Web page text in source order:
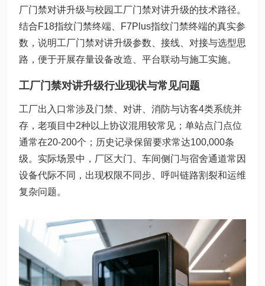
厂门禁对讲升级与校园工厂门禁对讲升级的技术路径。
结合F18指纹门禁终端、F7Plus指纹门禁终端的真实参
数，说明工厂门禁对讲升级参数、接线、对接与选型思
路，便于开展存量设备改造、平台联动与施工实施。
工厂门禁对讲升级行业现状与常见问题
工厂出入口常涉及门禁、对讲、消防与访客4类系统并
存，老项目中2种以上协议混用较常见；单站点门点位
通常在20-200个；历史记录保留要求常达100,000条
级。实际场景中，厂区大门、车间侧门与宿舍通道常因
设备代际不同，出现权限不同步、呼叫链路割裂和运维
复杂问题。